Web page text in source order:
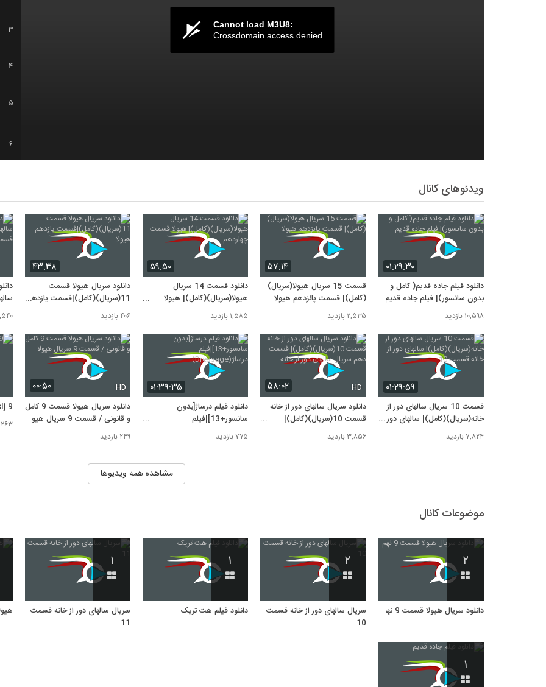
Cannot load M3U8:
Crossdomain access denied
3
4
5
6
8
ویدئوهای کانال
۰۱:۲۹:۳۰
دانلود فیلم جاده قدیم( کامل و
بدون سانسور)| فیلم جاده قدیم
۱۰,۵۹۸ بازدید
۵۷:۱۴
قسمت 15 سریال هیولا(سریال)
(کامل)| قسمت پانزدهم هیولا
۲,۵۳۵ بازدید
۵۹:۵۰
دانلود قسمت 14 سریال
هیولا(سریال)(کامل)| هیولا
قسمت چهاردهم
۱,۵۸۵ بازدید
۴۳:۳۸
دانلود سریال هیولا قسمت
11(سریال)(کامل)|قسمت یازدهم
هیولا
۴۰۶ بازدید ۱,۵۴۰
۰۱:۲۹:۵۹
قسمت 10 سریال سالهای دور از
خانه(سریال)(کامل)| سالهای دور از
خانه قسمت 10
۷,۸۲۴ بازدید
۵۸:۰۲ HD
دانلود سریال سالهای دور از خانه
قسمت 10(سریال)(کامل)|
قسمت دهم سریال سالهای دور از
۳,۸۵۶ بازدید
۰۱:۳۹:۳۵
دانلود فیلم درساژ[بدون
سانسور+13]|فیلم
درساژ(Dressage)
۷۷۵ بازدید
۰۰:۵۰ HD
دانلود سریال هیولا قسمت 9 کامل
و قانونی / قسمت 9 سریال هیولا
۲۴۹ بازدید
9
۲۶۳ بازدید
مشاهده همه ویدیوها
موضوعات کانال
۲
دانلود سریال هیولا قسمت 9 نهم
۲
سریال سالهای دور از خانه قسمت
10
۱
دانلود فیلم هت تریک
۱
سریال سالهای دور از خانه قسمت
11
۱